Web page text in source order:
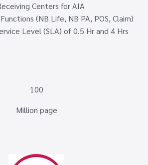
Centers for AIA
(NB Life, NB PA, POS, Claim)
Level (SLA) of 0.5 Hr and 4 Hrs
100
Million page